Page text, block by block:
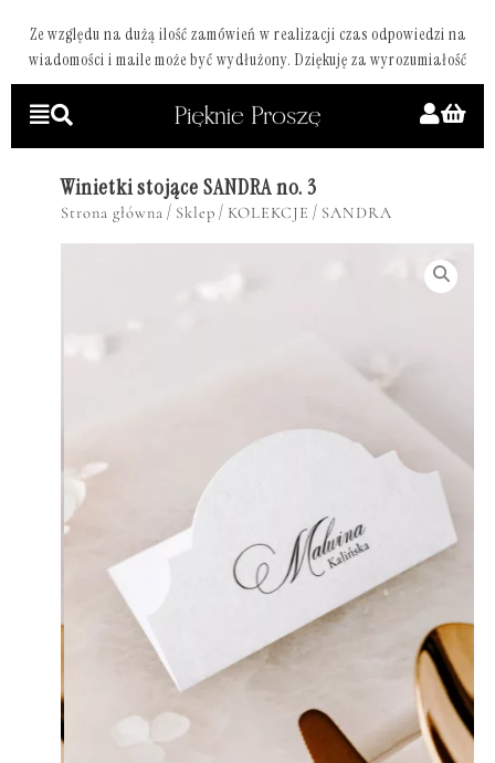
Ze względu na dużą ilość zamówień w realizacji czas odpowiedzi na
wiadomości i maile może być wydłużony. Dziękuję za wyrozumiałość
Winietki stojące SANDRA no. 3
Strona główna / Sklep / KOLEKCJE / SANDRA